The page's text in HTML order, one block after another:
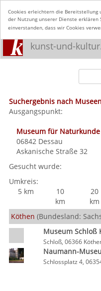
Cookies erleichtern die Bereitstellung
der Nutzung unserer Dienste erklären
einverstanden, dass wir Cookies
kunst-und-
Suchergebnis nach Museen
Ausgangspunkt:
Museum für
06842 Dessau
Askanische Straße 32
Gesucht wurde:
Umkreis:
5 km
10
km
20
km
Köthen (Bundesland:
Museum Schloß
Schloß, 06366
Naumann-
Schlossplatz 4,